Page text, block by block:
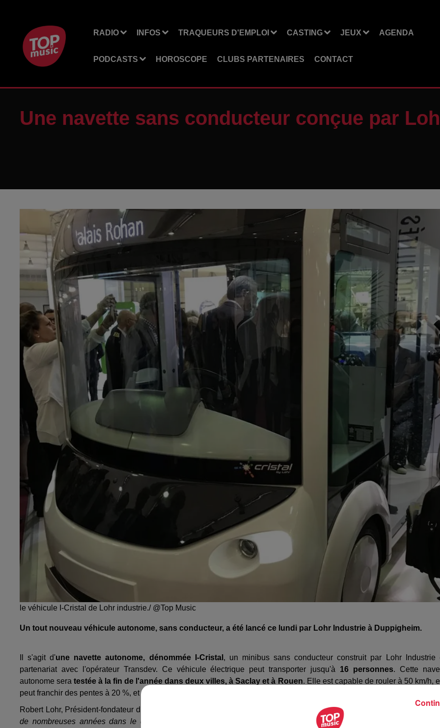
RADIO INFOS TRAQUEURS D'EMPLOI CASTING JEUX AGENDA
PODCASTS HOROSCOPE CLUBS PARTENAIRES CONTACT
Une navette sans conducteur conçue par
le véhicule I-Cristal de Lohr industrie./ @Top Music
Un tout nouveau véhicule autonome, sans conducteur, a été lancé ce lundi par Lohr Industrie à Duppigheim.
Il s'agit d'une navette autonome, dénommée I-Cristal , un minibus sans conducteur construit par LohrI ndustrie
partenariat avec l'opérateur Transdev. Ce véhicule électrique peut transporter jusqu'à 16 personnes. Cette
autonome seratestée à la fin de l'année dans deux villes, à Saclay et à Rouen. Elle est capable de rouler à 50 km/h,
peut franchir des pentes à 20 %, et elle peut-être rechargée intégralement en 90 minutes.
Robert Lohr, Président-fondateur du Groupe Lohr : «
Grâce à ce partenariat avec Transdev, le Groupe Lohr, engagé
de nombreuses années dans le développement de solutions de transport de nouvelle génération, lève une